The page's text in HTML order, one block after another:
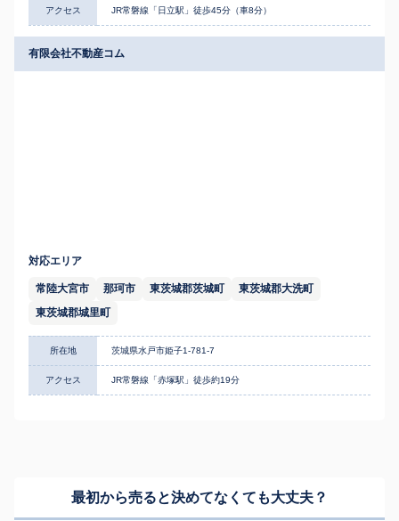
アクセス JR常磐線「日立駅」徒歩45分（車8分）
有限会社不動産コム
対応エリア
常陸大宮市 那珂市 東茨城郡茨城町
東茨城郡大洗町
東茨城郡城里町
所在地 茨城県水戸市姫子1-781-7
アクセス JR常磐線「赤塚駅」徒歩約19分
最初から売ると決めてなくても大丈夫？